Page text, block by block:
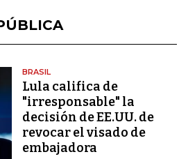
BRASIL
Lula califica de
"irresponsable" la
decisión de EE.UU. de
revocar el visado de
embajadora